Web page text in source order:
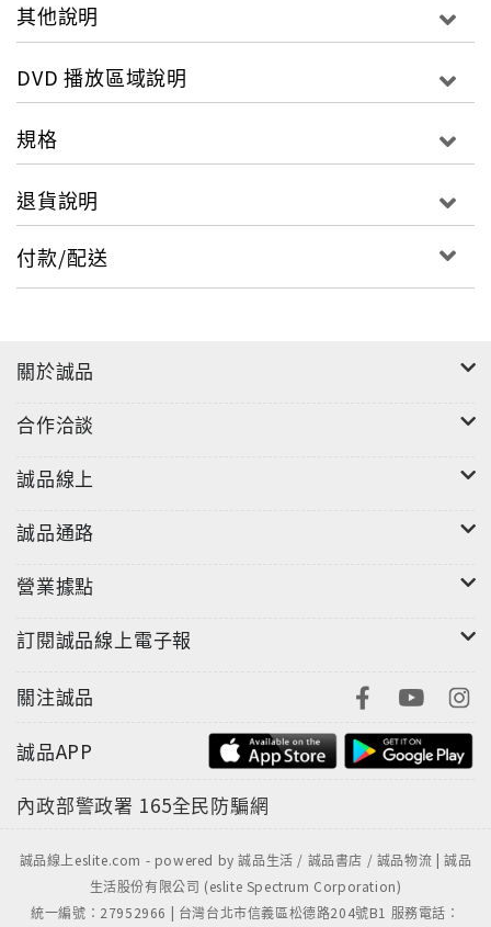
選單：英語
其他說明
DVD 播放區域說明
規格
退貨說明
付款/配送
關於誠品
合作洽談
誠品線上
誠品通路
營業據點
訂閱誠品線上電子報
關注誠品
誠品APP
內政部警政署 165全民防騙網
誠品線上eslite.com - powered by 誠品生活 / 誠品書店 / 誠品物流 | 誠品
生活股份有限公司 (eslite Spectrum Corporation)
統一編號：27952966 | 台灣台北市信義區松德路204號B1 服務電話：